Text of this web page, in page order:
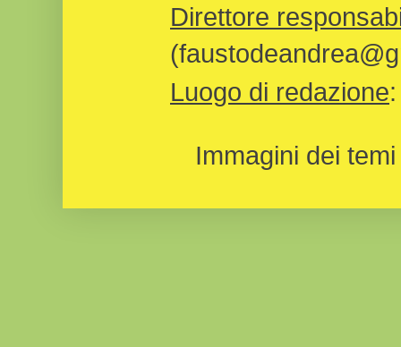
Direttore
Luogo di redazione
Immagini dei